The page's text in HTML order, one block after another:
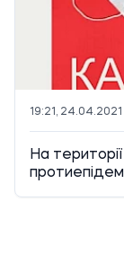
19:21, 24.04.2021
На